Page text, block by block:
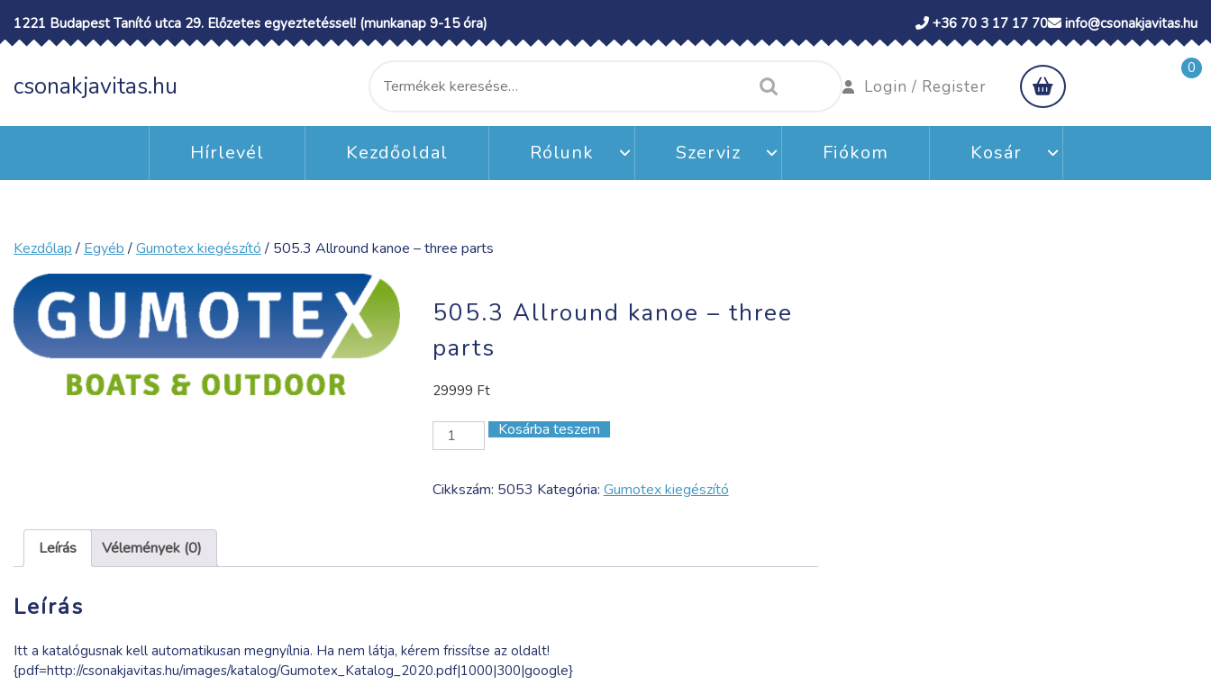
content
1221 Budapest Tanító utca 29. Előzetes egyeztetéssel! (munkanap 9-15 óra) +36 70 3 17 17 70 info@csonakjavitas.hu
csonakjavitas.hu
Keresés
a
Login / RegisterLogin
Register
shopping
cart
0
Hírlevél Kezdőoldal Rólunk Szerviz Fiókom Kosár
Kezdőlap/ Egyéb/Gumotex kiegészító/ 505.3 Allround kanoe – three parts
505.3 Allround kanoe – three
parts
29999 Ft
505.3
Allround
–
Kosárba teszem
Cikkszám: 5053 Kategória: Gumotex kiegészító
Leírás Vélemények (0)
Leírás
Itt a katalógusnak kell automatikusan megnyílnia. Ha nem látja, kérem frissítse az oldalt!
{pdf=http://csonakjavitas.hu/images/katalog/Gumotex_Katalog_2020.pdf|1000|300|google}